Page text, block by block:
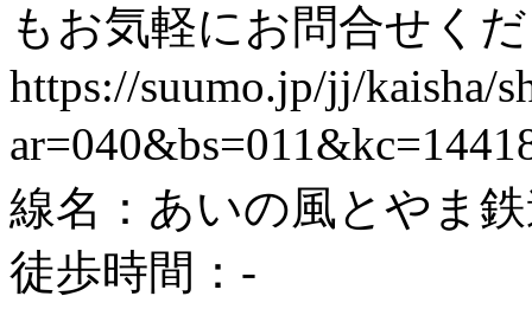
もお気軽にお問合せく
https://suumo.jp/jj/kaisha/
線名：あいの風とやま
徒歩時間：-